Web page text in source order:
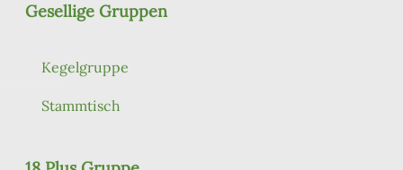
Gesellige Gruppen
Kegelgruppe
Stammtisch